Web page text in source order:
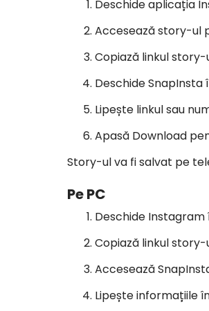
Deschide aplicația
Accesează story-ul
Copiază linkul story-
Deschide SnapInsta
Lipește linkul sau
Apasă Download
Story-ul va fi salvat pe
Pe PC
Deschide
Copiază linkul story-
Accesează
Lipește informațiile